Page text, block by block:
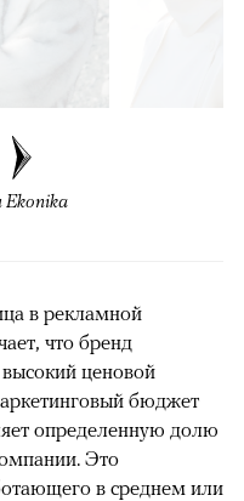
Ekonika
в рекламной
что бренд
ценовой
бюджет
определенную долю
Это
в среднем или